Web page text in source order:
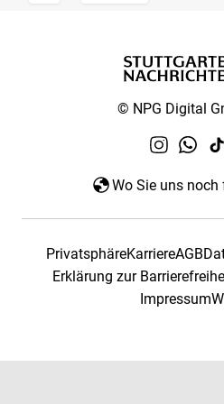
© NPG Digital
Wo Sie uns
PrivatsphäreKarriereAGB
Erklärung zur
Impressum